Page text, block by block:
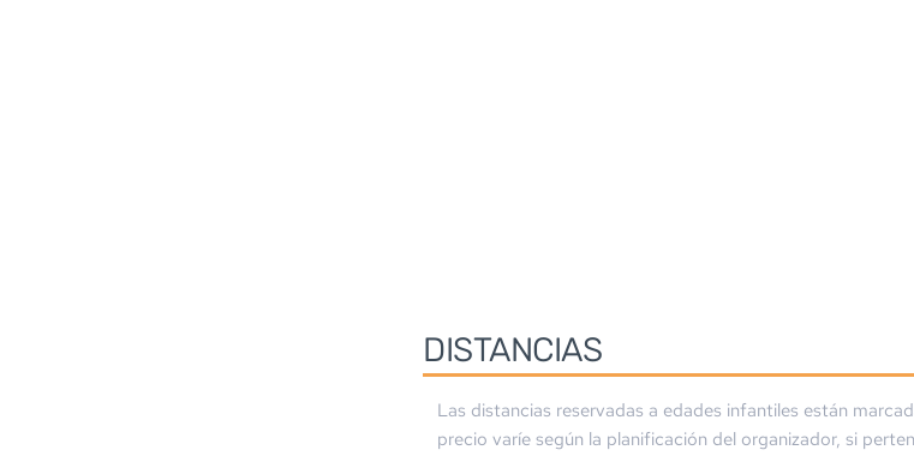
DISTANCIAS
Las distancias reservadas a edades infantiles están
precio varíe según la planificación del organizador, si